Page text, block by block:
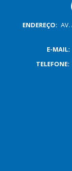
ENDEREÇO:
E-MAIL:
TELEFONE: